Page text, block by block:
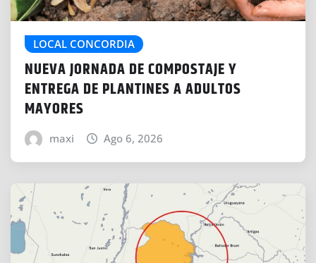
LOCAL CONCORDIA
NUEVA JORNADA DE COMPOSTAJE Y
ENTREGA DE PLANTINES A ADULTOS
MAYORES
maxi Ago 6, 2026